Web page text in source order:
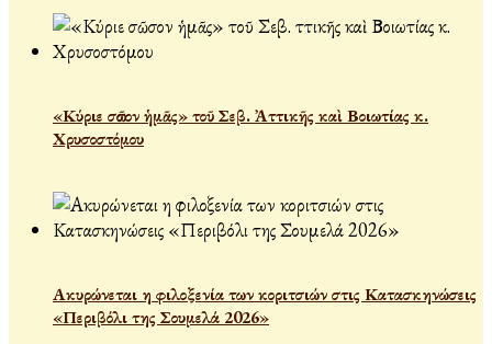
«Κύριε σῶσον ἡμᾶς» τοῦ Σεβ. Ἀττικῆς καὶ Βοιωτίας κ.
Χρυσοστόμου
Ακυρώνεται η φιλοξενία των κοριτσιών στις Κατασκηνώσεις
«Περιβόλι της Σουμελά 2026»